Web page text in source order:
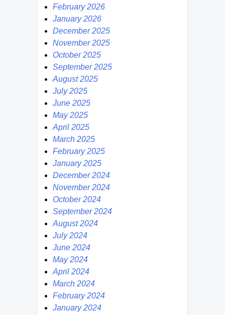
February 2026
January 2026
December 2025
November 2025
October 2025
September 2025
August 2025
July 2025
June 2025
May 2025
April 2025
March 2025
February 2025
January 2025
December 2024
November 2024
October 2024
September 2024
August 2024
July 2024
June 2024
May 2024
April 2024
March 2024
February 2024
January 2024